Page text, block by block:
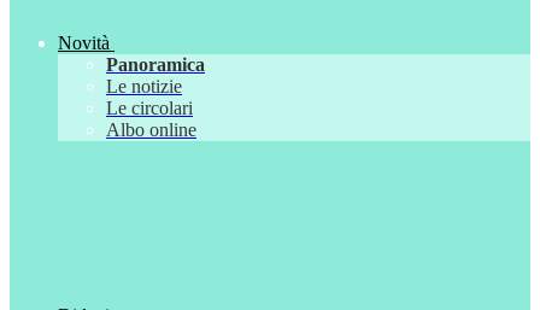
Novità
Panoramica
Le notizie
Le circolari
Albo online